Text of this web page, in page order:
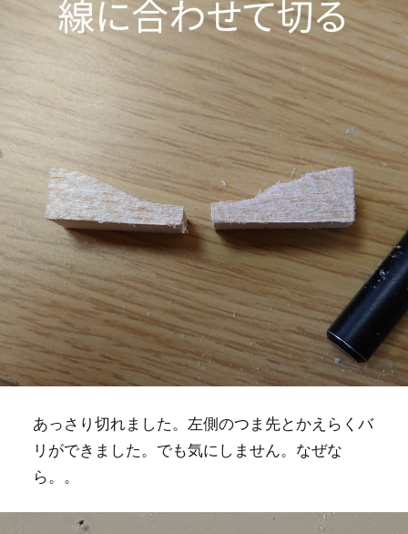
あっさり切れました。左側のつま先とかえらくバ
リができました。でも気にしません。なぜな
ら。。